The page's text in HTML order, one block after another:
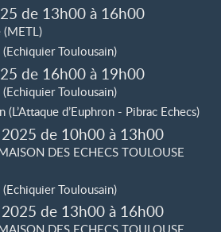
de 13h00 à 16h00
(METL)
Toulousain)
de 16h00 à 19h00
Toulousain)
d’Euphron - Pibrac Echecs)
de 10h00 à 13h00
DES ECHECS TOULOUSE
Toulousain)
de 13h00 à 16h00